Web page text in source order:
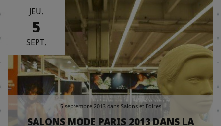
JEU.
5
SEPT.
5 septembre 2013 dans Salons et Foires
SALONS MODE PARIS 2013 DANS LA